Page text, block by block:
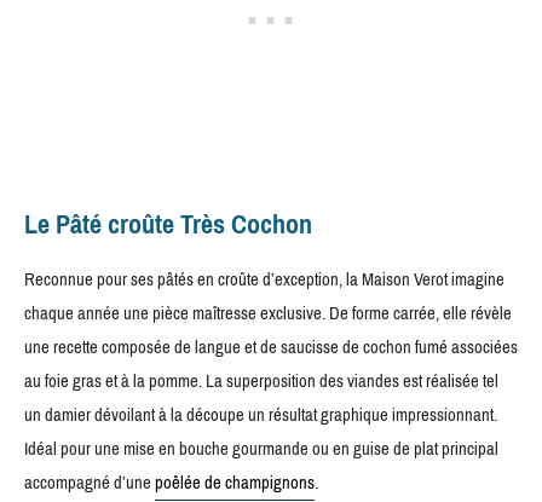
Le Pâté croûte Très Cochon
Reconnue pour ses pâtés en croûte d’exception, la Maison Verot imagine
chaque année une pièce maîtresse exclusive. De forme carrée, elle révèle
une recette composée de langue et de saucisse de cochon fumé associées
au foie gras et à la pomme. La superposition des viandes est réalisée tel
un damier dévoilant à la découpe un résultat graphique impressionnant.
Idéal pour une mise en bouche gourmande ou en guise de plat principal
accompagné d’unepoêlée de champignons.